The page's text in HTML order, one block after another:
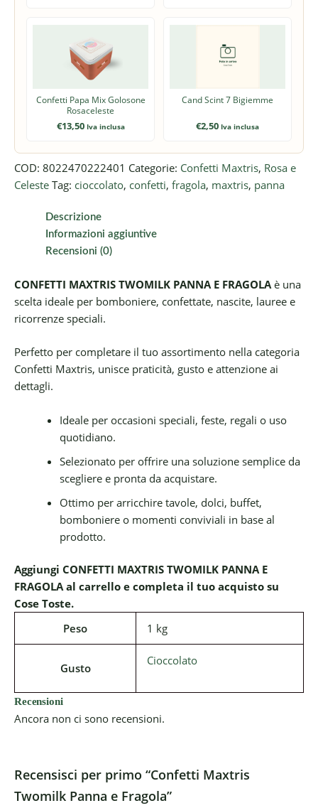
Confetti Papa Mix Golosone
Rosaceleste
€13,50 Iva inclusa
Cand Scint 7 Bigiemme
€2,50 Iva inclusa
COD: 8022470222401 Categorie: Confetti Maxtris, Rosa e
Celeste Tag: cioccolato, confetti, fragola, maxtris, panna
Descrizione
Informazioni aggiuntive
Recensioni (0)
CONFETTI MAXTRIS TWOMILK PANNA E FRAGOLAè una
scelta ideale per bomboniere, confettate, nascite, lauree e
ricorrenze speciali.
Perfetto per completare il tuo assortimento nella categoria
Confetti Maxtris, unisce praticità, gusto e attenzione ai
dettagli.
Ideale per occasioni speciali, feste, regali o uso
quotidiano.
Selezionato per offrire una soluzione semplice da
scegliere e pronta da acquistare.
Ottimo per arricchire tavole, dolci, buffet,
bomboniere o momenti conviviali in base al
prodotto.
Aggiungi CONFETTI MAXTRIS TWOMILK PANNA E
FRAGOLA al carrello e completa il tuo acquisto su
Cose Toste.
Peso
1 kg
Gusto
Cioccolato
Recensioni
Ancora non ci sono recensioni.
Recensisci per primo “Confetti Maxtris
Twomilk Panna e Fragola”